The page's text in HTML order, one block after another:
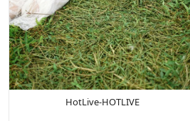
HotLive-HOTLIVE